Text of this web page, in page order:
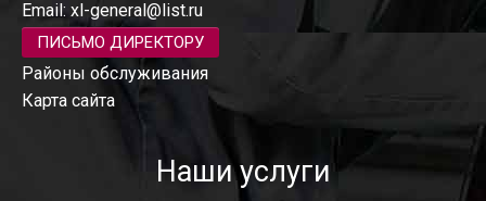
Email: xl-general@list.ru
ПИСЬМО ДИРЕКТОРУ
Районы обслуживания
Карта сайта
Наши услуги